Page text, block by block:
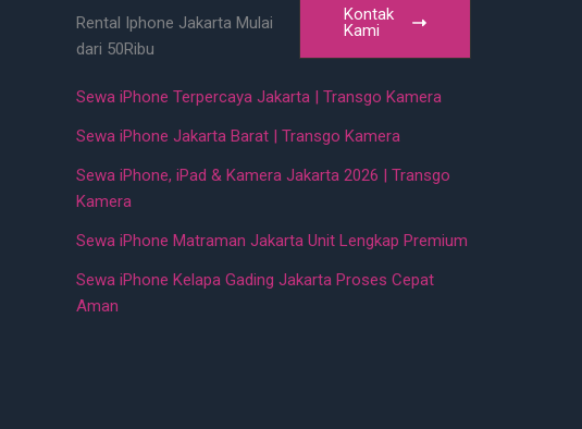
Rental Iphone Jakarta Mulai
dari 50Ribu
Kontak
Kami
Sewa iPhone Terpercaya Jakarta | Transgo Kamera
Sewa iPhone Jakarta Barat | Transgo Kamera
Sewa iPhone, iPad & Kamera Jakarta 2026 | Transgo
Kamera
Sewa iPhone Matraman Jakarta Unit Lengkap Premium
Sewa iPhone Kelapa Gading Jakarta Proses Cepat
Aman